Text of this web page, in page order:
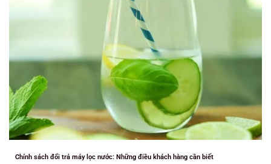
Chính sách đổi trả máy lọc nước: Những điều khách hàng cần biết